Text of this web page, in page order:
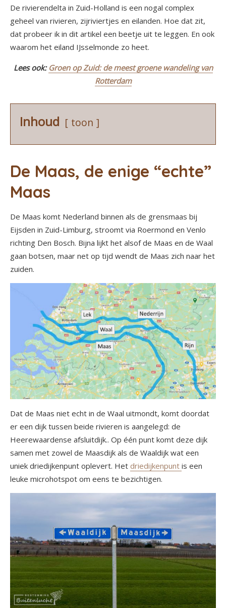
De rivierendelta in Zuid-Holland is een nogal complex
geheel van rivieren, zijriviertjes en eilanden. Hoe dat zit,
dat probeer ik in dit artikel een beetje uit te leggen. En ook
waarom het eiland IJsselmonde zo heet.
Lees ook: Groen op Zuid: de meest groene wandeling van
Rotterdam
Inhoud toon
De Maas, de enige “echte”
Maas
De Maas komt Nederland binnen als de grensmaas bij
Eijsden in Zuid-Limburg, stroomt via Roermond en Venlo
richting Den Bosch. Bijna lijkt het alsof de Maas en de Waal
gaan botsen, maar net op tijd wendt de Maas zich naar het
zuiden.
Dat de Maas niet echt in de Waal uitmondt, komt doordat
er een dijk tussen beide rivieren is aangelegd: de
Heerewaardense afsluitdijk.. Op één punt komt deze dijk
samen met zowel de Maasdijk als de Waaldijk wat een
uniek driedijkenpunt oplevert. Het driedijkenpunt is een
leuke microhotspot om eens te bezichtigen.